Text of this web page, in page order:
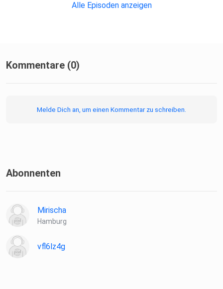
Alle Episoden anzeigen
Kommentare (0)
Melde Dich an, um einen Kommentar zu schreiben.
Abonnenten
Mirischa
Hamburg
vfl6lz4g